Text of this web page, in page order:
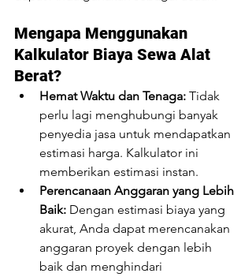
Mengapa Menggunakan
Kalkulator Biaya Sewa Alat
Berat?
Hemat Waktu dan Tenaga: Tidak
perlu lagi menghubungi banyak
penyedia jasa untuk mendapatkan
estimasi harga. Kalkulator ini
memberikan estimasi instan.
Perencanaan Anggaran yang Lebih
Baik: Dengan estimasi biaya yang
akurat, Anda dapat merencanakan
anggaran proyek dengan lebih
baik dan menghindari